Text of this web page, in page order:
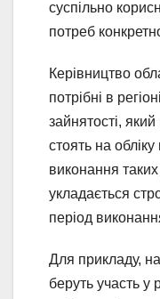
суспільно
потреб
Керівництво
потрібні в
зайнятості,
стоять на
виконання
укладається
період
Для прикладу,
беруть участь